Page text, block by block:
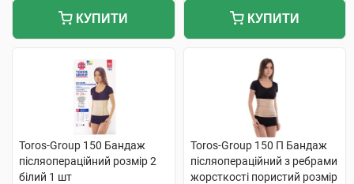
КУПИТИ КУПИТИ
Toros-Group 150 Бандаж
післяопераційний розмір 2
білий 1 шт
Toros-Group 150 П Бандаж
післяопераційний з ребрами
жорсткості пористий розмір